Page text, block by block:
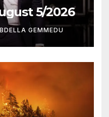
5/2026
GEMMEDU